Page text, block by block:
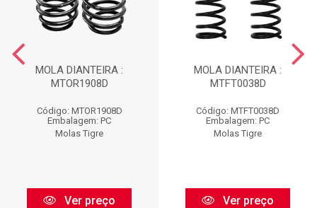
MOLA DIANTEIRA :
MTOR1908D
Código: MTOR1908D
Embalagem: PC
Molas Tigre
Ver preço
MOLA DIANTEIRA :
MTFT0038D
Código: MTFT0038D
Embalagem: PC
Molas Tigre
Ver preço